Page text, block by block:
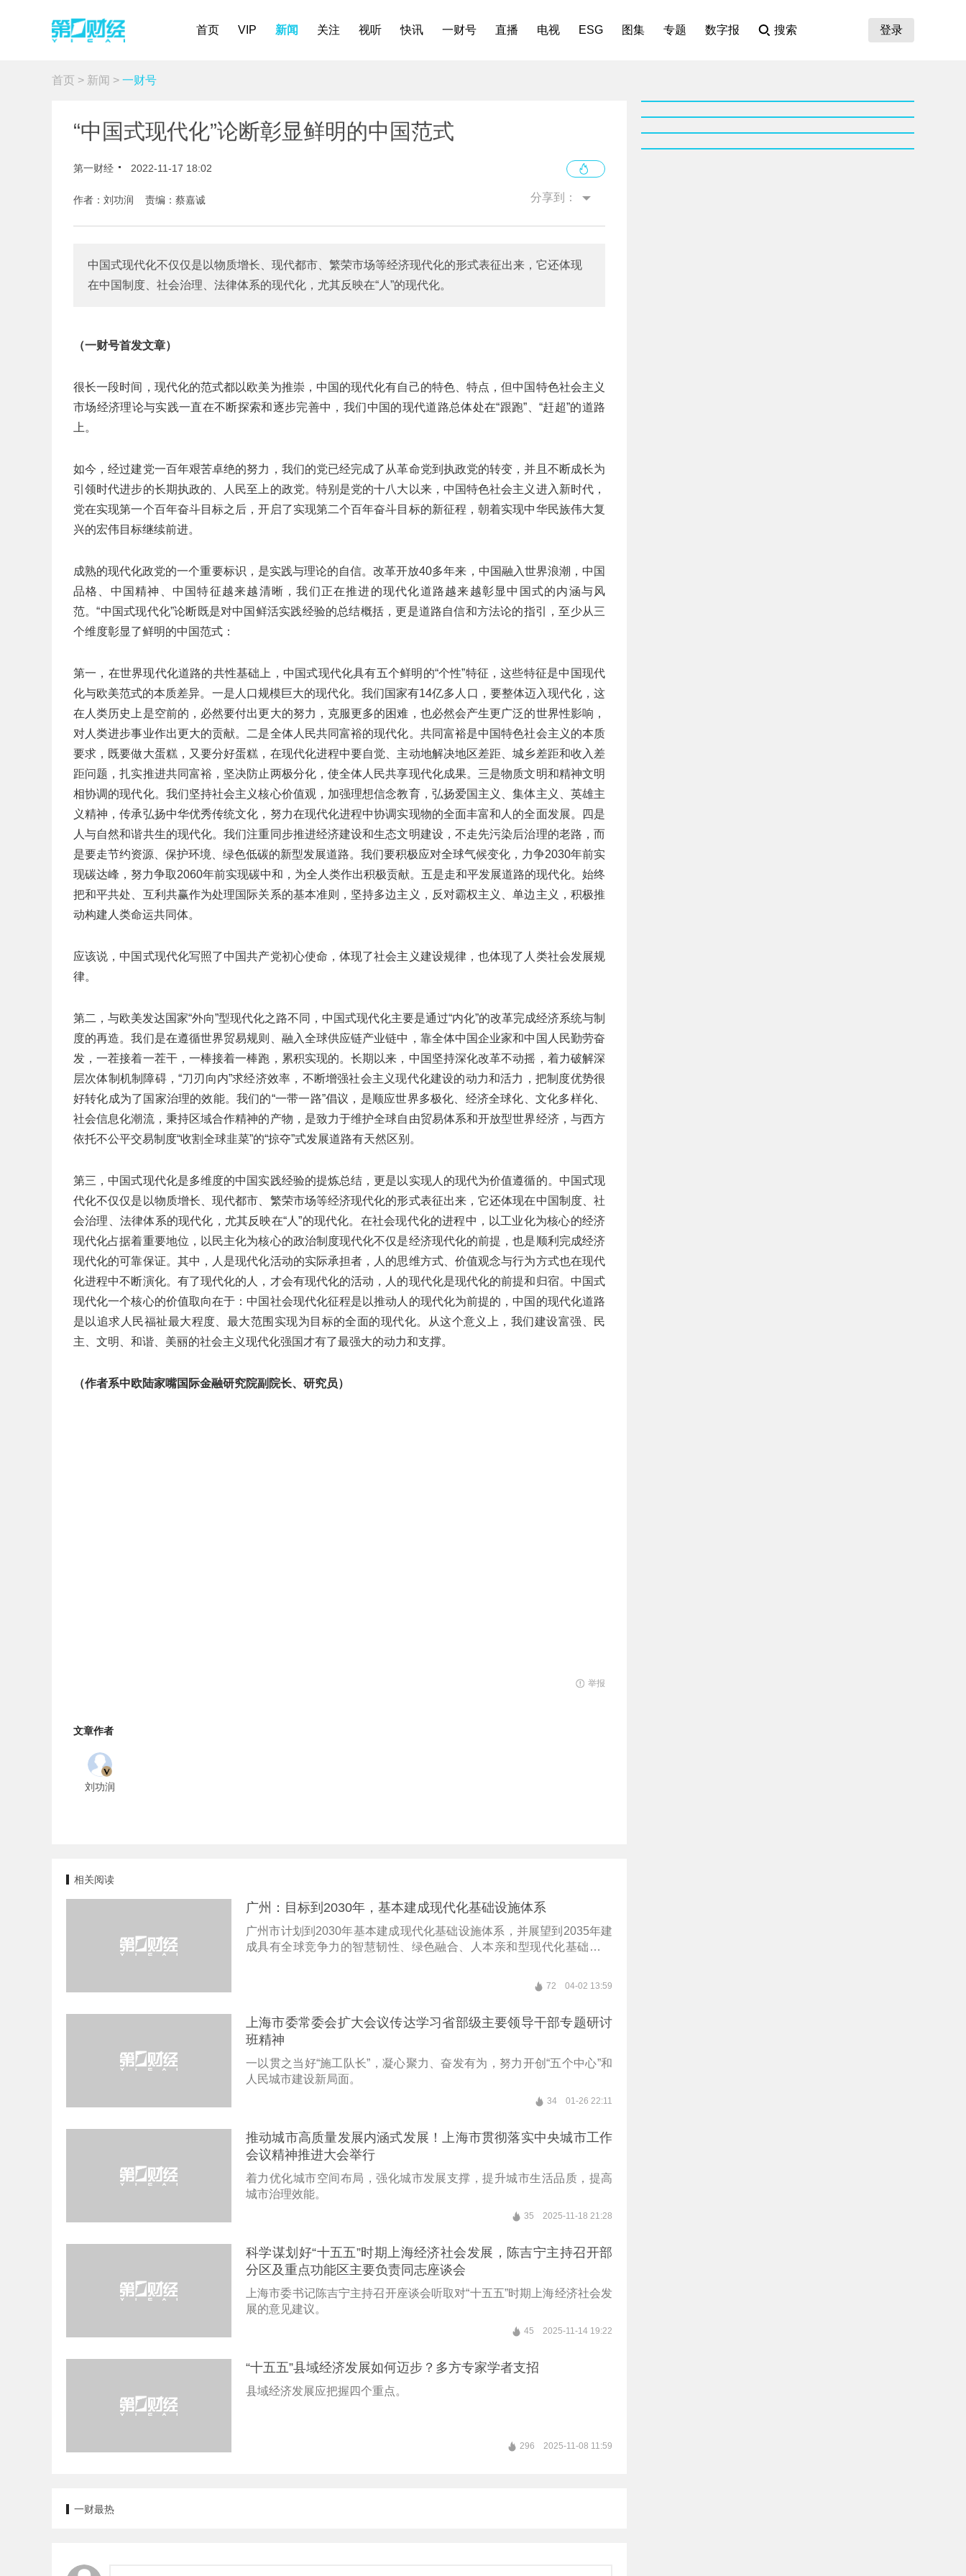
首页 VIP 新闻 关注 视听 快讯 一财号 直播 电视 ESG 图集 专题 数字报 搜索 登录
首页 > 新闻 > 一财号
“中国式现代化”论断彰显鲜明的中国范式
第一财经 2022-11-17 18:02
作者：刘功润 责编：蔡嘉诚 分享到：
中国式现代化不仅仅是以物质增长、现代都市、繁荣市场等经济现代化的形式表征出来，它还体现
在中国制度、社会治理、法律体系的现代化，尤其反映在“人”的现代化。
（一财号首发文章）
很长一段时间，现代化的范式都以欧美为推崇，中国的现代化有自己的特色、特点，但中国特色社会主义
市场经济理论与实践一直在不断探索和逐步完善中，我们中国的现代道路总体处在“跟跑”、“赶超”的道路
上。
如今，经过建党一百年艰苦卓绝的努力，我们的党已经完成了从革命党到执政党的转变，并且不断成长为
引领时代进步的长期执政的、人民至上的政党。特别是党的十八大以来，中国特色社会主义进入新时代，
党在实现第一个百年奋斗目标之后，开启了实现第二个百年奋斗目标的新征程，朝着实现中华民族伟大复
兴的宏伟目标继续前进。
成熟的现代化政党的一个重要标识，是实践与理论的自信。改革开放40多年来，中国融入世界浪潮，中国
品格、中国精神、中国特征越来越清晰，我们正在推进的现代化道路越来越彰显中国式的内涵与风
范。“中国式现代化”论断既是对中国鲜活实践经验的总结概括，更是道路自信和方法论的指引，至少从三
个维度彰显了鲜明的中国范式：
第一，在世界现代化道路的共性基础上，中国式现代化具有五个鲜明的“个性”特征，这些特征是中国现代
化与欧美范式的本质差异。一是人口规模巨大的现代化。我们国家有14亿多人口，要整体迈入现代化，这
在人类历史上是空前的，必然要付出更大的努力，克服更多的困难，也必然会产生更广泛的世界性影响，
对人类进步事业作出更大的贡献。二是全体人民共同富裕的现代化。共同富裕是中国特色社会主义的本质
要求，既要做大蛋糕，又要分好蛋糕，在现代化进程中要自觉、主动地解决地区差距、城乡差距和收入差
距问题，扎实推进共同富裕，坚决防止两极分化，使全体人民共享现代化成果。三是物质文明和精神文明
相协调的现代化。我们坚持社会主义核心价值观，加强理想信念教育，弘扬爱国主义、集体主义、英雄主
义精神，传承弘扬中华优秀传统文化，努力在现代化进程中协调实现物的全面丰富和人的全面发展。四是
人与自然和谐共生的现代化。我们注重同步推进经济建设和生态文明建设，不走先污染后治理的老路，而
是要走节约资源、保护环境、绿色低碳的新型发展道路。我们要积极应对全球气候变化，力争2030年前实
现碳达峰，努力争取2060年前实现碳中和，为全人类作出积极贡献。五是走和平发展道路的现代化。始终
把和平共处、互利共赢作为处理国际关系的基本准则，坚持多边主义，反对霸权主义、单边主义，积极推
动构建人类命运共同体。
应该说，中国式现代化写照了中国共产党初心使命，体现了社会主义建设规律，也体现了人类社会发展规
律。
第二，与欧美发达国家“外向”型现代化之路不同，中国式现代化主要是通过“内化”的改革完成经济系统与制
度的再造。我们是在遵循世界贸易规则、融入全球供应链产业链中，靠全体中国企业家和中国人民勤劳奋
发，一茬接着一茬干，一棒接着一棒跑，累积实现的。长期以来，中国坚持深化改革不动摇，着力破解深
层次体制机制障碍，“刀刃向内”求经济效率，不断增强社会主义现代化建设的动力和活力，把制度优势很
好转化成为了国家治理的效能。我们的“一带一路”倡议，是顺应世界多极化、经济全球化、文化多样化、
社会信息化潮流，秉持区域合作精神的产物，是致力于维护全球自由贸易体系和开放型世界经济，与西方
依托不公平交易制度“收割全球韭菜”的“掠夺”式发展道路有天然区别。
第三，中国式现代化是多维度的中国实践经验的提炼总结，更是以实现人的现代为价值遵循的。中国式现
代化不仅仅是以物质增长、现代都市、繁荣市场等经济现代化的形式表征出来，它还体现在中国制度、社
会治理、法律体系的现代化，尤其反映在“人”的现代化。在社会现代化的进程中，以工业化为核心的经济
现代化占据着重要地位，以民主化为核心的政治制度现代化不仅是经济现代化的前提，也是顺利完成经济
现代化的可靠保证。其中，人是现代化活动的实际承担者，人的思维方式、价值观念与行为方式也在现代
化进程中不断演化。有了现代化的人，才会有现代化的活动，人的现代化是现代化的前提和归宿。中国式
现代化一个核心的价值取向在于：中国社会现代化征程是以推动人的现代化为前提的，中国的现代化道路
是以追求人民福祉最大程度、最大范围实现为目标的全面的现代化。从这个意义上，我们建设富强、民
主、文明、和谐、美丽的社会主义现代化强国才有了最强大的动力和支撑。
（作者系中欧陆家嘴国际金融研究院副院长、研究员）
举报
文章作者
刘功润
相关阅读
广州：目标到2030年，基本建成现代化基础设施体系
广州市计划到2030年基本建成现代化基础设施体系，并展望到2035年建
成具有全球竞争力的智慧韧性、绿色融合、人本亲和型现代化基础设施
72 04-02 13:59
上海市委常委会扩大会议传达学习省部级主要领导干部专题研讨
班精神
一以贯之当好“施工队长”，凝心聚力、奋发有为，努力开创“五个中心”和
人民城市建设新局面。
34 01-26 22:11
推动城市高质量发展内涵式发展！上海市贯彻落实中央城市工作
会议精神推进大会举行
着力优化城市空间布局，强化城市发展支撑，提升城市生活品质，提高
城市治理效能。
35 2025-11-18 21:28
科学谋划好“十五五”时期上海经济社会发展，陈吉宁主持召开部
分区及重点功能区主要负责同志座谈会
上海市委书记陈吉宁主持召开座谈会听取对“十五五”时期上海经济社会发
展的意见建议。
45 2025-11-14 19:22
“十五五”县域经济发展如何迈步？多方专家学者支招
县域经济发展应把握四个重点。
296 2025-11-08 11:59
一财最热